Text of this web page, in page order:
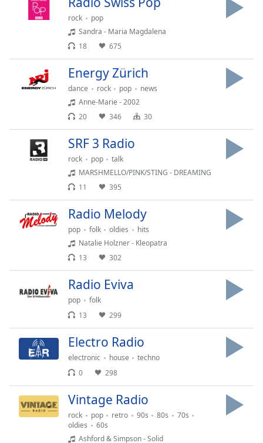
off,
selected
Picture
Beginning
dialog
cancel
window.
Opacity
rock
pop
Sandra - Maria Magdalena
18
675
Energy Zürich
dance rock pop
news
Anne-Marie - 2002
20
346 30
SRF 3 Radio
rock pop
talk
MARSHMELLO/PINK/STING - DREAMING
11
395
Radio Melody
pop folk oldies
hits
Natalie Holzner - Kleopatra
13
302
Radio Eviva
pop
folk
13
299
Electro Radio
electronic house
techno
0
298
Vintage Radio
rock pop retro 90s 80s
70s
oldies
60s
Ashford & Simpson - Solid